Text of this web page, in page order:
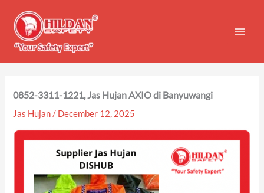
content
0852-3311-1221, Jas Hujan AXIO di Banyuwangi
Jas Hujan/ December 12, 2025